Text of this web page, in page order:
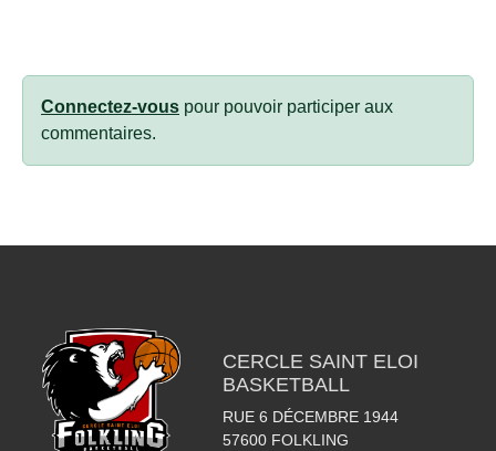
Connectez-vous pour pouvoir participer aux
commentaires.
CERCLE SAINT ELOI
BASKETBALL
RUE 6 DÉCEMBRE 1944
57600 FOLKLING